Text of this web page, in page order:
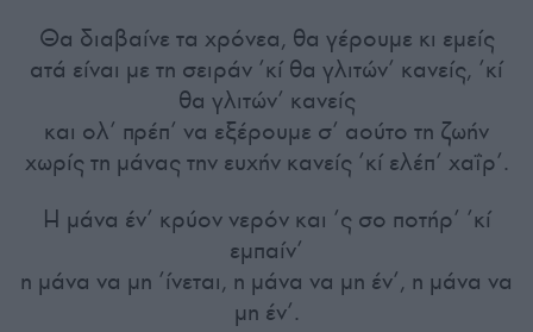
Θα διαβαίνε τα χρόνεα, θα γέρουμε κι εμείς
ατά είναι με τη σειράν ’κί θα γλιτών’ κανείς, ’κί
θα γλιτών’ κανείς
και ολ’ πρέπ’ να εξέρουμε σ’ αούτο τη ζωήν
χωρίς τη μάνας την ευχήν κανείς ’κί ελέπ’ χαΐρ’.
Η μάνα έν’ κρύον νερόν και ’ς σο ποτήρ’ ’κί
εμπαίν’
η μάνα να μη ’ίνεται, η μάνα να μη έν’, η μάνα να
μη έν’.